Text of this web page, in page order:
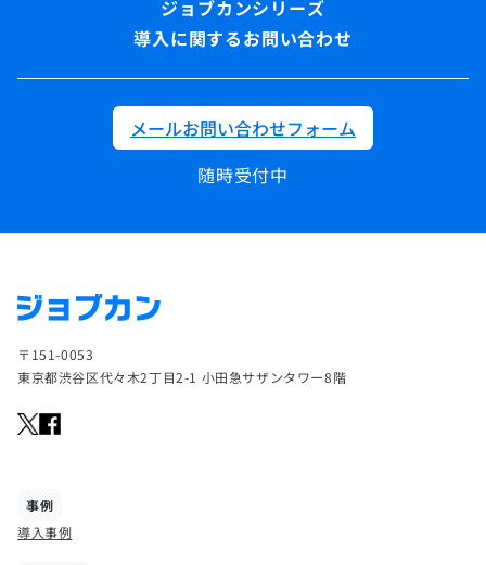
導入に関するお問い合わせ
メールお問い合わせフォーム
随時受付中
〒151-0053
東京都渋谷区代々木2丁目2-1 小田急サザンタワー8階
事例
導入事例